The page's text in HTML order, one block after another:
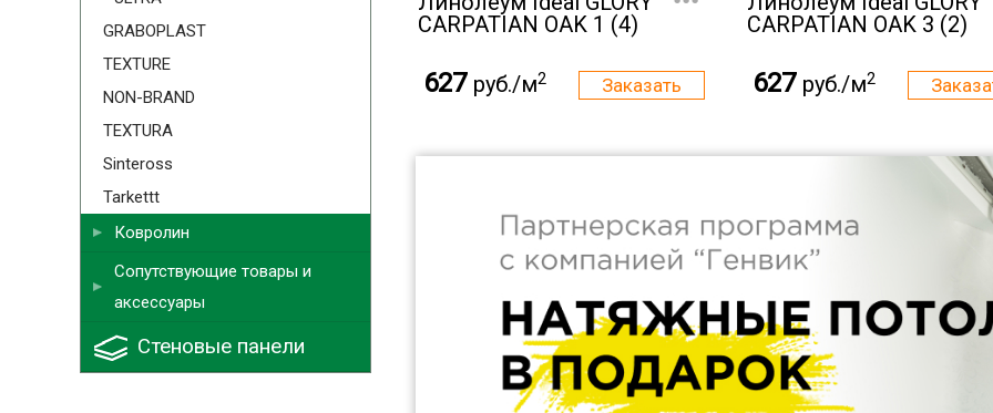
CARPATIAN OAK 1 (4)
627 руб./м2
CARPATIAN OAK 3 (2)
627 руб./м2
GRABOPLAST
TEXTURE
NON-BRAND
TEXTURA
Sinteross
Tarkettt
Ковролин
Сопутствующие товары и
аксессуары
Стеновые панели